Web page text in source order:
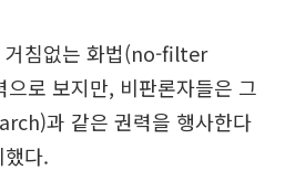
거침없는 화법(no-filter
로 보지만, 비판론자들은 그
과 같은 권력을 행사한다
다.